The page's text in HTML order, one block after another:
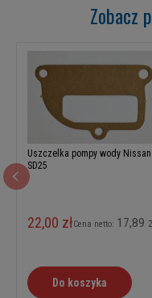
Zobacz
Uszczelka pompy wody Nissan
SD25
22,00 złCena netto: 17,89
Do koszyka